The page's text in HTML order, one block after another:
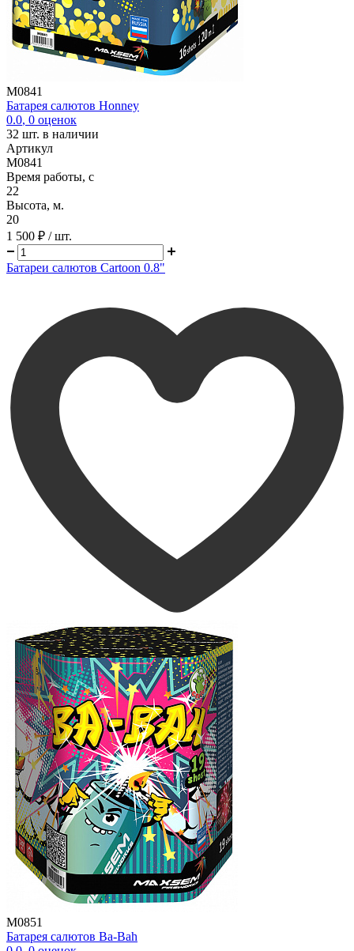
M0841
Батарея салютов Honney
0.0, 0 оценок
32 шт. в наличии
Артикул
M0841
Время работы, с
22
Высота, м.
20
1 500 ₽ / шт.
Батареи салютов Cartoon 0.8"
M0851
Батарея салютов Ba-Bah